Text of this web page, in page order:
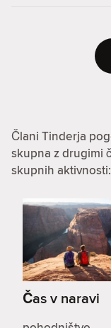
Člani Tinderja
skupna z drugimi
skupnih aktivnosti:
Čas v naravi